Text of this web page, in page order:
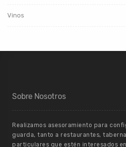
Vinos
Sobre Nosotros
Realizamos asesoramiento para
guarda, tanto a restaurantes,
particulares que estén interesados